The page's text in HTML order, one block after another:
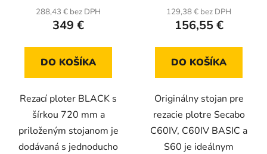
produktu
je
z
288,43 € bez DPH
349 €
DO KOŠÍKA
Rezací ploter BLACK s
šírkou 720 mm a
priloženým stojanom je
dodávaná s jednoducho
129,38 € bez DPH
156,55 €
DO KOŠÍKA
Originálny stojan pre
rezacie plotre Secabo
C60IV, C60IV BASIC a
S60 je ideálnym